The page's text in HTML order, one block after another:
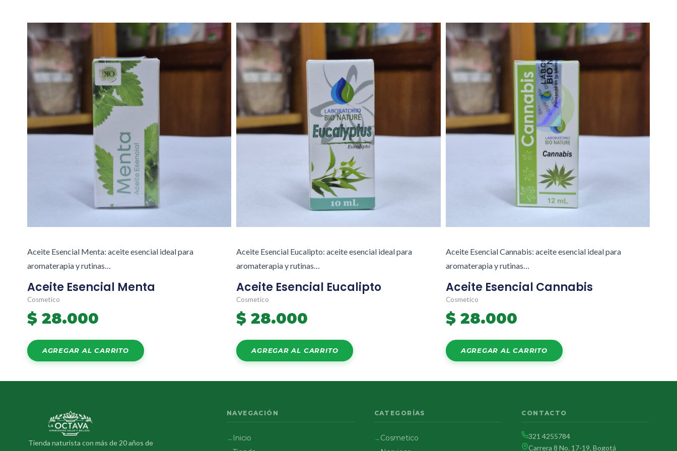
Aceite Esencial Menta: aceite esencial ideal para
aromaterapia y rutinas…
Aceite Esencial Menta
Cosmetico
$28.000
AGREGAR AL CARRITO
Aceite Esencial Eucalipto: aceite esencial ideal para
aromaterapia y rutinas…
Aceite Esencial Eucalipto
Cosmetico
$ 28.000
AGREGAR AL CARRITO
Aceite Esencial Cannabis: aceite esencial ideal para
aromaterapia y rutinas…
Aceite Esencial Cannabis
Cosmetico
$28.000
AGREGAR AL CARRITO
Tienda naturista con más de 20 años de
NAVEGACIÓN
Inicio
CATEGORÍAS
Cosmetico
CONTACTO
321 4255784
Carrera 8 No. 17-19, Bogotá